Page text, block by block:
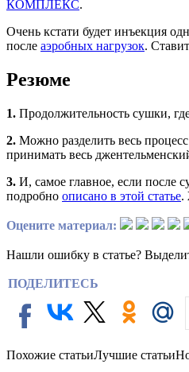
КОМПЛЕКС.
Очень кстати будет инъекция
после аэробных нагрузок.
Резюме
1. Продолжительность сушки,
2. Можно разделить весь
принимать весь
3. И, самое главное, если после
подробно описано в этой статье.
Оцените материал:
Нашли ошибку в статье?
ПОДЕЛИТЕСЬ
Похожие статьиЛучшие статьи